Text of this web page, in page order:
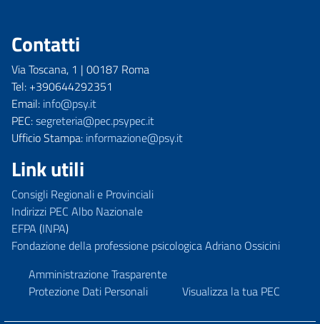
Contatti
Via Toscana, 1 | 00187 Roma
Tel: +390644292351
Email: info@psy.it
PEC:segreteria@pec.psypec.it
Ufficio Stampa: informazione@psy.it
Link utili
Consigli Regionali e Provinciali
Indirizzi PEC Albo Nazionale
EFPA (INPA)
Fondazione della professione psicologica Adriano Ossicini
Amministrazione Trasparente
Protezione Dati Personali
Visualizza la tua PEC